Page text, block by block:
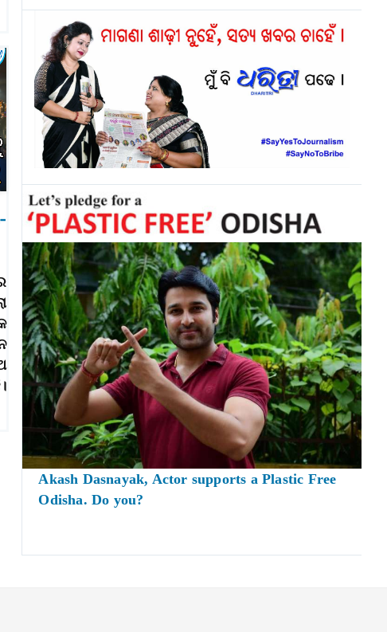
Akash Dasnayak, Actor supports a Plastic Free
Odisha. Do you?